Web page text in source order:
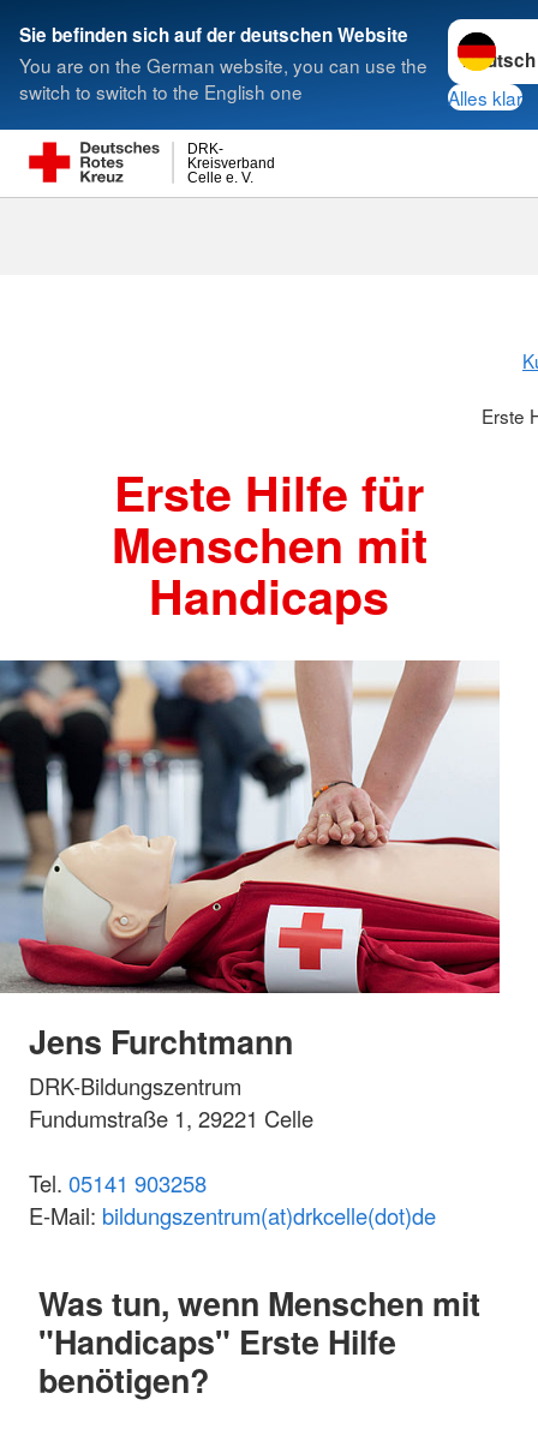
Sie befinden sich auf der deutschen Website
You are on the German website, you can use the
switch to switch to the English one
Sprache
Alles klar
Celle e. V.
Kreisverband
DRK-
Suche
Erste
Erste Hilfe für
Menschen mit
Handicaps
Jens Furchtmann
DRK-Bildungszentrum
Fundumstraße 1, 29221 Celle
Tel. 05141 903258
E-Mail: bildungszentrum(at)drkcelle(dot)de
Was tun, wenn Menschen mit
"Handicaps" Erste Hilfe
benötigen?